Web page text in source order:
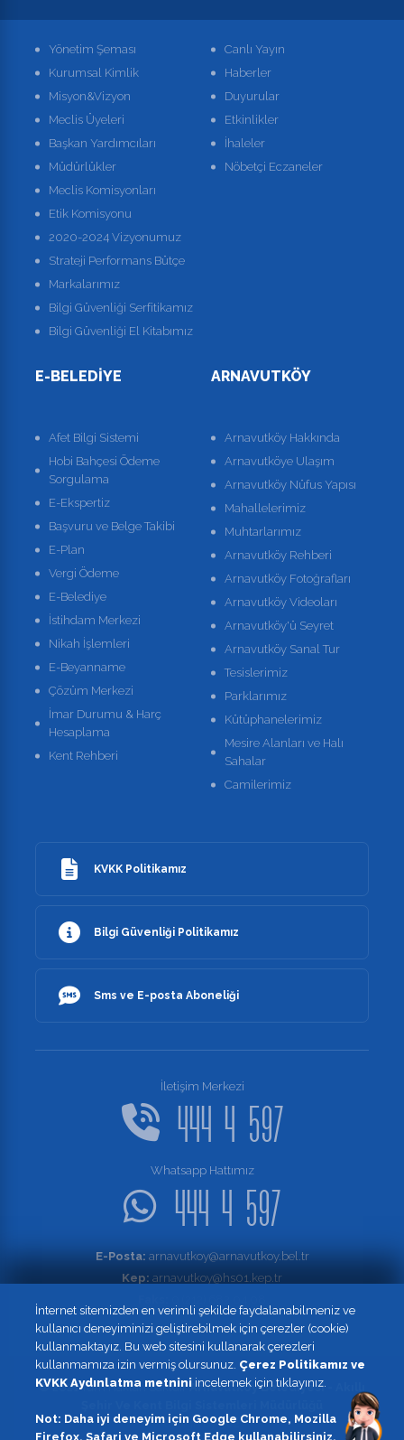
Yönetim Şeması
Kurumsal Kimlik
Misyon&Vizyon
Meclis Üyeleri
Başkan Yardımcıları
Müdürlükler
Meclis Komisyonları
Etik Komisyonu
2020-2024 Vizyonumuz
Strateji Performans Bütçe
Markalarımız
Bilgi Güvenliği Serfitikamız
Bilgi Güvenliği El Kitabımız
Canlı Yayın
Haberler
Duyurular
Etkinlikler
İhaleler
Nöbetçi Eczaneler
E-BELEDIYE
Afet Bilgi Sistemi
Hobi Bahçesi Ödeme
Sorgulama
E-Ekspertiz
Başvuru ve Belge Takibi
E-Plan
Vergi Ödeme
E-Belediye
İstihdam Merkezi
Nikah İşlemleri
E-Beyanname
Çözüm Merkezi
İmar Durumu & Harç
Hesaplama
Kent Rehberi
ARNAVUTKÖY
Arnavutköy Hakkında
Arnavutköye Ulaşım
Arnavutköy Nüfus Yapısı
Mahallelerimiz
Muhtarlarımız
Arnavutköy Rehberi
Arnavutköy Fotoğrafları
Arnavutköy Videoları
Arnavutköy'ü Seyret
Arnavutköy Sanal Tur
Tesislerimiz
Parklarımız
Kütüphanelerimiz
Mesire Alanları ve Halı
Sahalar
Camilerimiz
KVKK Politikamız
Bilgi Güvenliği Politikamız
Sms ve E-posta Aboneliği
İletişim Merkezi
444 4 597
Whatsapp Hattımız
444 4 597
E-Posta: arnavutkoy@arnavutkoy.bel.tr
Kep: arnavutkoy@hs01.kep.tr
© 2021 Tüm Hakları SakldırArnavutköy Belediyesi - Akıllı
design by362
İnternet sitemizden en verimli şekilde faydalanabilmeniz ve
kullanıcı deneyiminizi geliştirebilmek için çerezler (cookie)
kullanmaktayız. Bu web sitesini kullanarak çerezleri
kullanmamıza izin vermiş olursunuz. Çerez Politikamız ve
KVKK Aydınlatma metnini incelemek için tıklayınız.
Not: Daha iyi deneyim için Google Chrome, Mozilla
Firefox, Safari ve Microsoft Edge kullanabilirsiniz.